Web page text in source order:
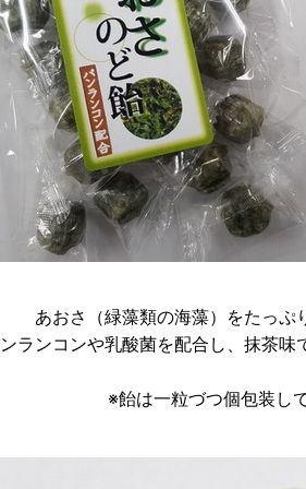
あおさ（緑藻類の海藻）をたっぷ
ランコンや乳酸菌を配合し、抹茶味
※飴は一粒づつ個包装し